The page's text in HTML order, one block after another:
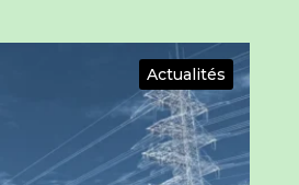
Actualités